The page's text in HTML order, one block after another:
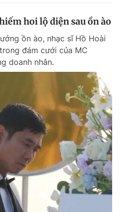
hoi lộ diện sau ồn ào
ồn ào, nhạc sĩ Hồ Hoài
đám cưới của MC
doanh nhân.